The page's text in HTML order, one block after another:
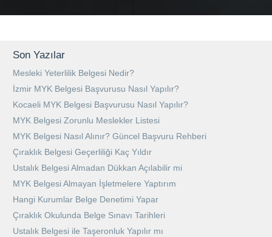
Son Yazılar
Mesleki Yeterlilik Belgesi Nedir?
İzmir MYK Belgesi Başvurusu Nasıl Yapılır?
Kocaeli MYK Belgesi Başvurusu Nasıl Yapılır?
MYK Belgesi Zorunlu Meslekler Listesi
MYK Belgesi Nasıl Alınır? Güncel Başvuru Rehberi
Çıraklık Belgesi Geçerliliği Kaç Yıldır
Ustalık Belgesi Almadan Dükkan Açılabilir mi
MYK Belgesi Almayan İşletmelere Yaptırım
Hangi Kurumlar Belge Denetimi Yapar
Çıraklık Okulunda Belge Sınavı Tarihleri
Ustalık Belgesi ile Taşeronluk Yapılır mı